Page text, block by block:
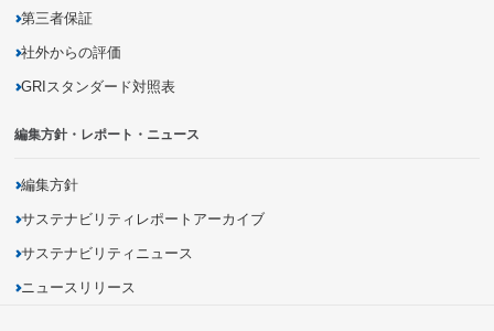
第三者保証
社外からの評価
GRIスタンダード対照表
編集方針・レポート・ニュース
編集方針
サステナビリティレポートアーカイブ
サステナビリティニュース
ニュースリリース